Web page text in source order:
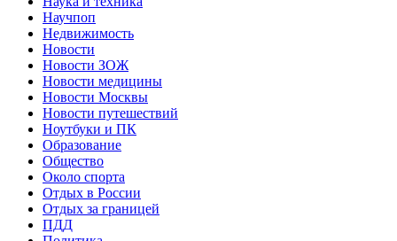
Научпоп
Недвижимость
Новости
Новости ЗОЖ
Новости медицины
Новости Москвы
Новости путешествий
Ноутбуки и ПК
Образование
Общество
Около спорта
Отдых в России
Отдых за границей
ПДД